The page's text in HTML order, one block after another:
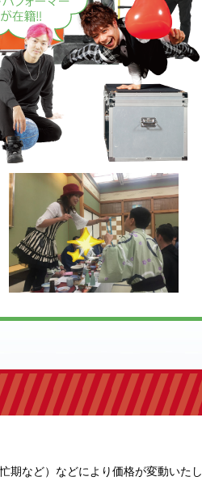
期など）などにより価格が変動いたし